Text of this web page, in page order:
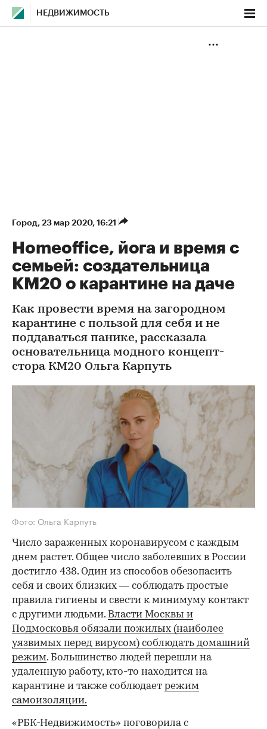
НЕДВИЖИМОСТЬ
Город⁠, 23 мар 2020, 16:21
Homeoffice, йога и время с
семьей: создательница
КМ20 о карантине на даче
Как провести время на загородном
карантине с пользой для себя и не
поддаваться панике, рассказала
основательница модного концепт-
стора КМ20 Ольга Карпуть
Фото: Ольга Карпуть
Число зараженных коронавирусом с каждым
днем растет. Общее число заболевших в России
достигло 438. Один из способов обезопасить
себя и своих близких — соблюдать простые
правила гигиены и свести к минимуму контакт
с другими людьми. Власти Москвы и
Подмосковья обязали пожилых (наиболее
уязвимых перед вирусом) соблюдать домашний
режим. Большинство людей перешли на
удаленную работу, кто-то находится на
карантине и также соблюдает режим
самоизоляции.
«РБК-Недвижимость» поговорила с